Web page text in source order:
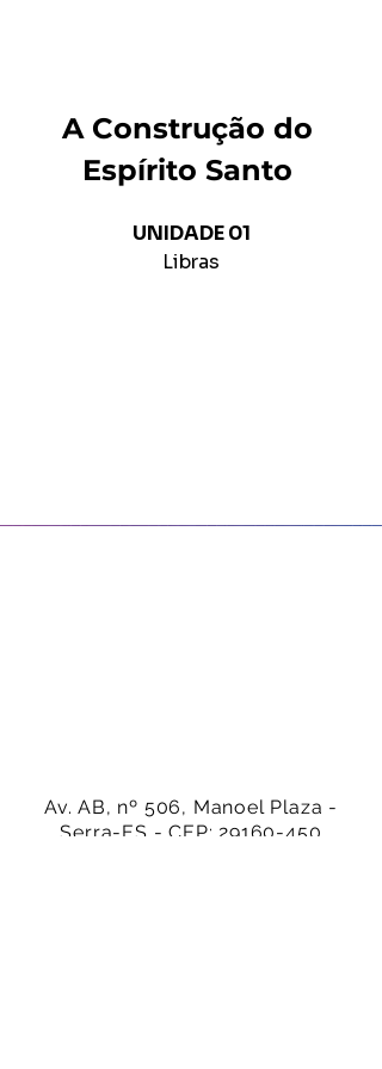
A Construção do
Espírito Santo
UNIDADE 01
Libras
Av. AB, nº 506, Manoel Plaza -
Serra-ES - CEP: 29160-450